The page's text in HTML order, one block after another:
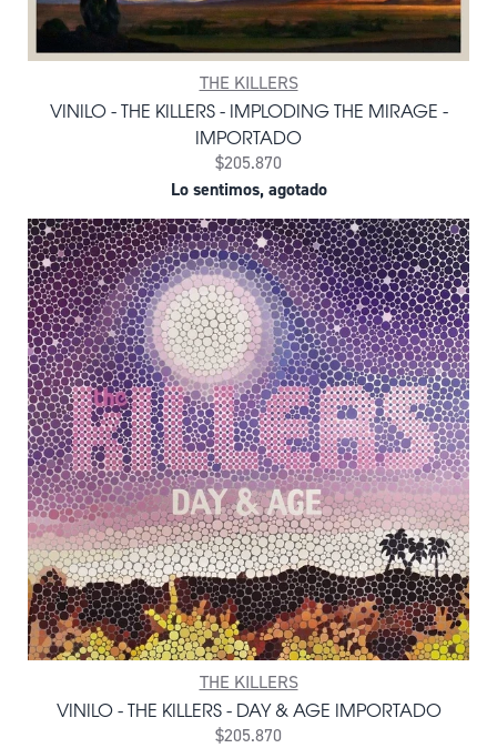
THE KILLERS
VINILO - THE KILLERS - IMPLODING THE MIRAGE -
IMPORTADO
$205.870
Lo sentimos, agotado
THE KILLERS
VINILO - THE KILLERS - DAY & AGE IMPORTADO
$205.870